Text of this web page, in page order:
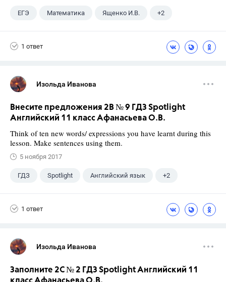
ЕГЭ Математика Ященко И.В. +2
1 ответ
Изольда Иванова
Внесите предложения 2B № 9 ГДЗ Spotlight
Английский 11 класс Афанасьева О.В.
Think of ten new words/ expressions you have learnt during this
lesson. Make sentences using them.
5 ноября 2017
ГДЗ Spotlight Английский язык +2
1 ответ
Изольда Иванова
Заполните 2C № 2 ГДЗ Spotlight Английский 11